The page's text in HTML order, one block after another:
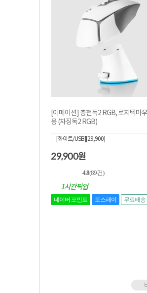
[이메이션] 충전독2 RGB, 로지텍마
용 (차징독2 RGB)
[화이트/USB][29,900]
29,900원
4.8(89건)
1시간픽업
네이버 포인트 토스페이 무료배송